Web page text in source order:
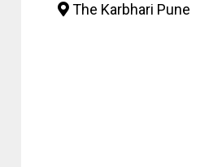
The Karbhari Pune